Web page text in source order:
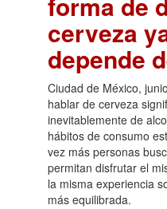
cerveza
depende
Ciudad de México,
hablar de cerveza
inevitablemente de
hábitos de consumo
vez más personas
permitan disfrutar el
la misma experiencia
más equilibrada.